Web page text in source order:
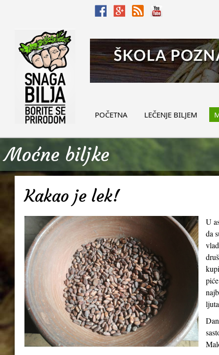
POČETNA LEČENJE BILJEM
Moćne biljke
Kakao je lek!
U
da